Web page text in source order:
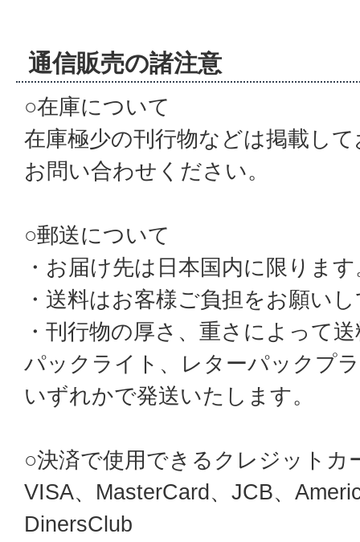
通信販売の諸注意
○在庫について
在庫極少の刊行物などは掲載し
お問い合わせください。
○郵送について
・お届け先は日本国内に限りま
・送料はお客様ご負担をお願い
・刊行物の厚さ、重さによって
パックライト、レターパックプ
いずれかで発送いたします。
○決済で使用できるクレジットカ
VISA、MasterCard、JCB、
DinersClub